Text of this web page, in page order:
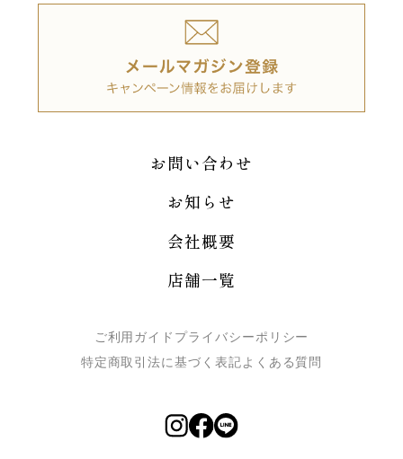
お問い合わせ
お知らせ
会社概要
店舗一覧
ご利用ガイド プライバシーポリシー
特定商取引法に基づく表記よくある質問